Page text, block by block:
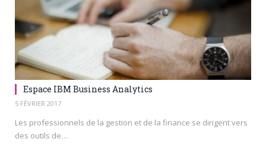
Espace IBM Business Analytics
5 FÉVRIER 2017
Les professionnels de la gestion et de la finance se dirigent vers
des outils de…